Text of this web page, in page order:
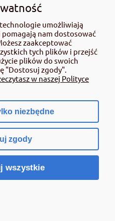
w etykiecie i informacje
wskazujące rodzaj zagrożenia
zamieszczonych w etykiecie.
mogą być nabyte tylko i
oraz posiadające kwalifikacje
środki ochrony roślin określone w
r. o Środkach Ochrony Roślin Dz.
powyższych warunków jest
wersję strony
Shoper.pl
umożliwiają
nam dostosować
zaakceptować
tych plików i przejść
plików do swoich
"Dostosuj zgody".
w naszej Polityce
niezbędne
zgody
wszystkie